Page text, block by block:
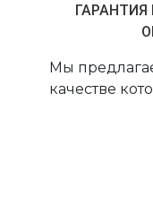
Мы
качестве